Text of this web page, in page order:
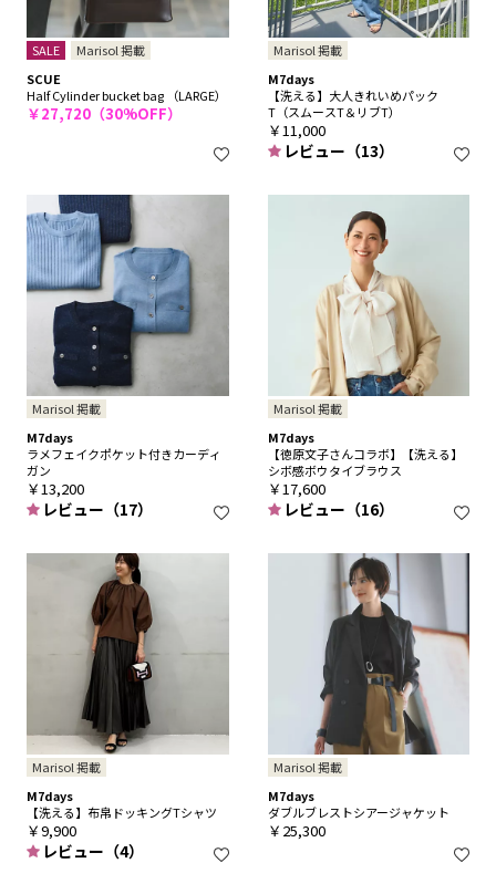
SALE
Marisol 掲載
SCUE
Half Cylinder bucket bag （LARGE）
￥27,720（30%OFF）
Marisol 掲載
M7days
【洗える】大人きれいめパック
T（スムースT＆リブT）
￥11,000
レビュー（13）
Marisol 掲載
M7days
ラメフェイクポケット付きカーディ
ガン
￥13,200
レビュー（17）
Marisol 掲載
M7days
【徳原文子さんコラボ】【洗える】
シボ感ボウタイブラウス
￥17,600
レビュー（16）
Marisol 掲載
M7days
【洗える】布帛ドッキングTシャツ
￥9,900
レビュー（4）
Marisol 掲載
M7days
ダブルブレストシアージャケット
￥25,300